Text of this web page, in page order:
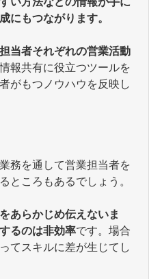
にもつながります。
当者それぞれの営業活動
報共有に役立つツールを
がもつノウハウを反映し
務を通して営業担当者を
ところもあるでしょう。
あらかじめ伝えないま
るのは非効率です。場合
てスキルに差が生じてし